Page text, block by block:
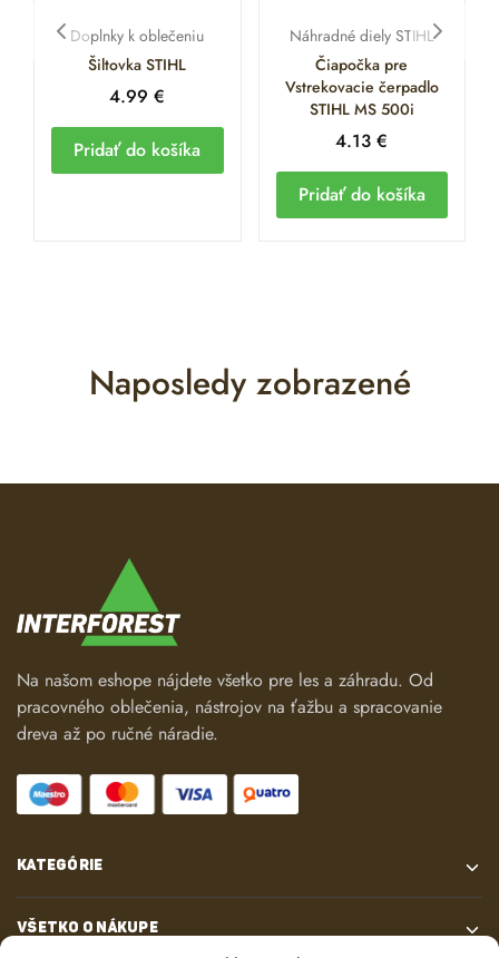
Doplnky k oblečeniu
Šiltovka STIHL
4.99€
Pridať do košíka
Náhradné diely STIHL
Čiapočka pre
Vstrekovacie čerpadlo
STIHL MS 500i
4.13€
Pridať do košíka
Naposledy zobrazené
Na našom eshope nájdete všetko pre les a záhradu. Od
pracovného oblečenia, nástrojov na ťažbu a spracovanie
dreva až po ručné náradie.
KATEGÓRIE
VŠETKO O NÁKUPE